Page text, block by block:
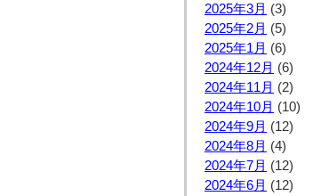
2025年3月 (3)
2025年2月 (5)
2025年1月 (6)
2024年12月 (6)
2024年11月 (2)
2024年10月 (10)
2024年9月 (12)
2024年8月 (4)
2024年7月 (12)
2024年6月 (12)